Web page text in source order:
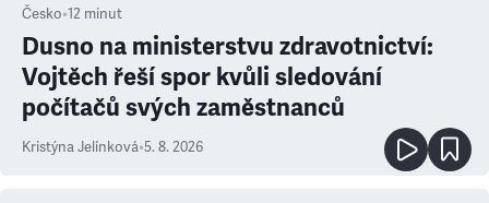
Česko•12 minut
Dusno na ministerstvu zdravotnictví:
Vojtěch řeší spor kvůli sledování
počítačů svých zaměstnanců
Kristýna Jelínková•5. 8. 2026